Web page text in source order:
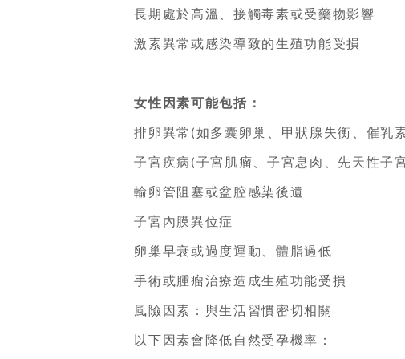
長期處於高溫、接觸毒素或受藥物影響
激素異常或感染導致的生殖功能受損
女性因素可能包括：
排卵異常 (如多囊卵巢、甲狀腺失衡、催乳
子宮疾病 (子宮肌瘤、子宮息肉、先天性子
輸卵管阻塞或盆腔感染後遺
子宮內膜異位症
卵巢早衰或過度運動、體脂過低
手術或腫瘤治療造成生殖功能受損
風險因素：與生活習慣密切相關
以下因素會降低自然受孕機率：